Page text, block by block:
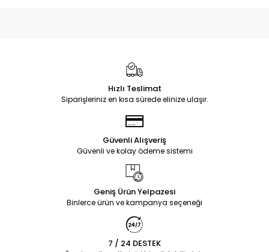
Hızlı Teslimat
Siparişleriniz en kısa sürede elinize ulaşır.
Güvenli Alışveriş
Güvenli ve kolay ödeme sistemi
Geniş Ürün Yelpazesi
Binlerce ürün ve kampanya seçeneği
7 / 24 DESTEK